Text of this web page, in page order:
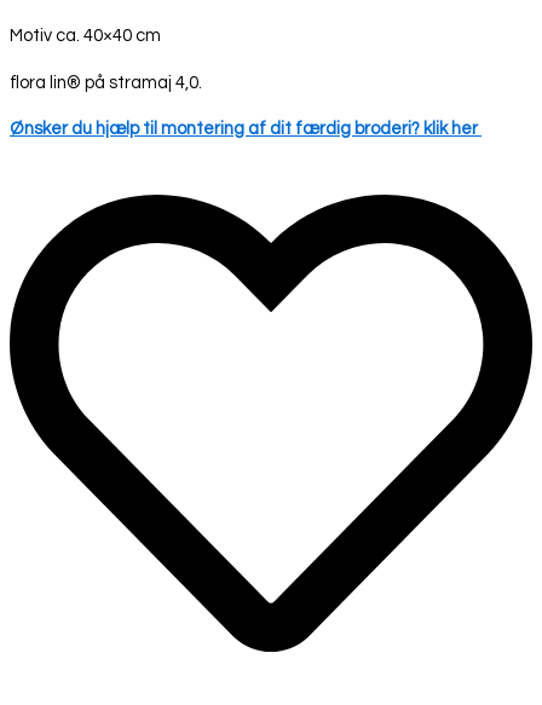
Motiv ca. 40×40 cm
flora lin® på stramaj 4,0.
Ønsker du hjælp til montering af dit færdig broderi? klik her